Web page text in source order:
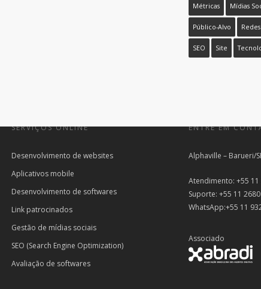
Métricas Mídias
Público-Alvo
SEO Site
SERVIÇOS ONLINE
Desenvolvimento de websites
Aplicativos mobile
Desenvolvimento de softwares
Link patrocinados
Gestão de mídias sociais
SEO (Search Engine Optimization)
Avaliação de softwares
ENTRE EM
Alphaville – Barueri/
Atendimento: +55 11
Suporte: +55 11
WhatsApp:+55 11
Associado